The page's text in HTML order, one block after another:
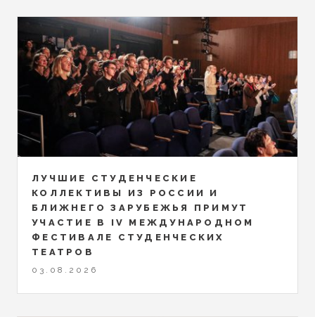
ЛУЧШИЕ СТУДЕНЧЕСКИЕ
КОЛЛЕКТИВЫ ИЗ РОССИИ И
БЛИЖНЕГО ЗАРУБЕЖЬЯ ПРИМУТ
УЧАСТИЕ В IV МЕЖДУНАРОДНОМ
ФЕСТИВАЛЕ СТУДЕНЧЕСКИХ
ТЕАТРОВ
03.08.2026